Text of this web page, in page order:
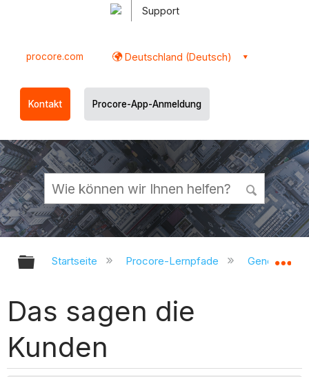
Support
procore.com Deutschland (Deutsch)
Kontakt Procore-App-Anmeldung
Globale Hierarchie auf- und
Startseite Procore-Lernpfade
Das sagen die
Kunden